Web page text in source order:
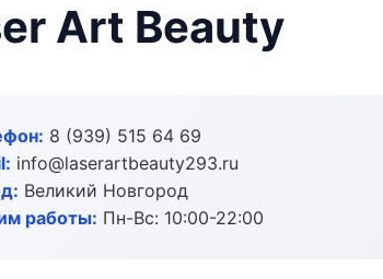
Art Beauty
8 (939) 515 64 69
info@laserartbeauty293.ru
Великий Новгород
работы: Пн-Вс: 10:00-22:00